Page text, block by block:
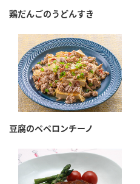
鶏だんごのうどんすき
豆腐のペペロンチーノ